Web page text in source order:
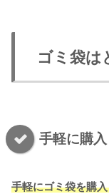
ゴミ袋は
手軽に購
手軽にゴミ袋を購